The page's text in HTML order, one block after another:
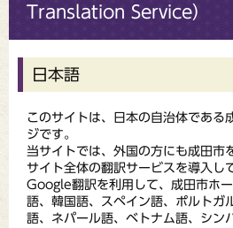
Translation Service）
日本語
このサイトは、日本の自治体である
ジです。
当サイトでは、外国の方にも成田市
サイト全体の翻訳サービスを導入し
Google翻訳を利用して、成田市ホ
語、韓国語、スペイン語、ポルトガ
語、ネパール語、ベトナム語、シン